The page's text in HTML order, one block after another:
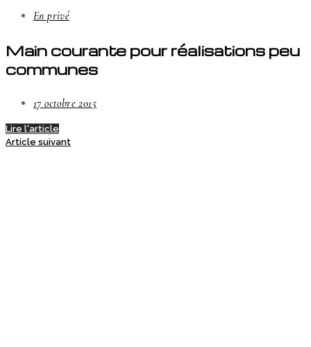
En privé
Main courante pour réalisations peu
communes
17 octobre 2015
Lire l'article
Article suivant